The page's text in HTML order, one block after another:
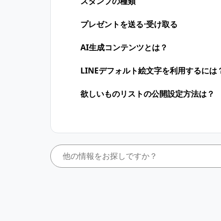
プレゼントを送る⋅受け取る
AI生成コンテンツとは？
LINEデフォルト絵文字を利用するには
欲しいものリストの公開設定方法は？